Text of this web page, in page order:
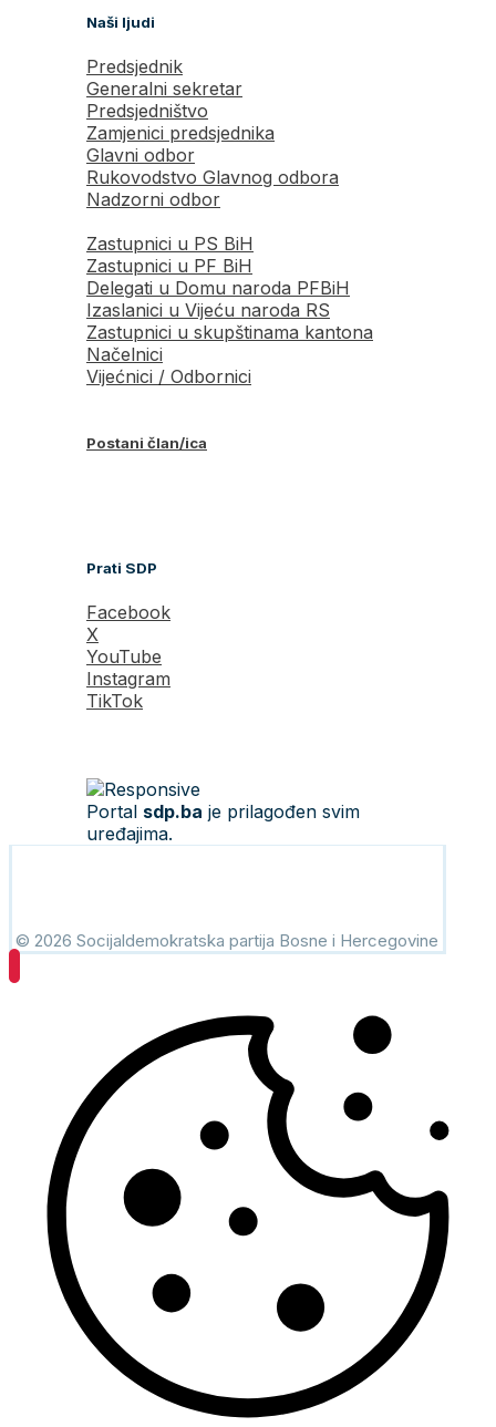
Naši ljudi
Predsjednik
Generalni sekretar
Predsjedništvo
Zamjenici predsjednika
Glavni odbor
Rukovodstvo Glavnog odbora
Nadzorni odbor
Zastupnici u PS BiH
Zastupnici u PF BiH
Delegati u Domu naroda PFBiH
Izaslanici u Vijeću naroda RS
Zastupnici u skupštinama kantona
Načelnici
Vijećnici / Odbornici
Postani član/ica
Prati SDP
Facebook
X
YouTube
Instagram
TikTok
Portal sdp.ba je prilagođen svim
uređajima.
© 2026 Socijaldemokratska partija Bosne i Hercegovine